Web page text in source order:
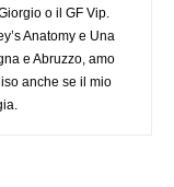
o il GF Vip.
Anatomy e Una
e Abruzzo, amo
anche se il mio